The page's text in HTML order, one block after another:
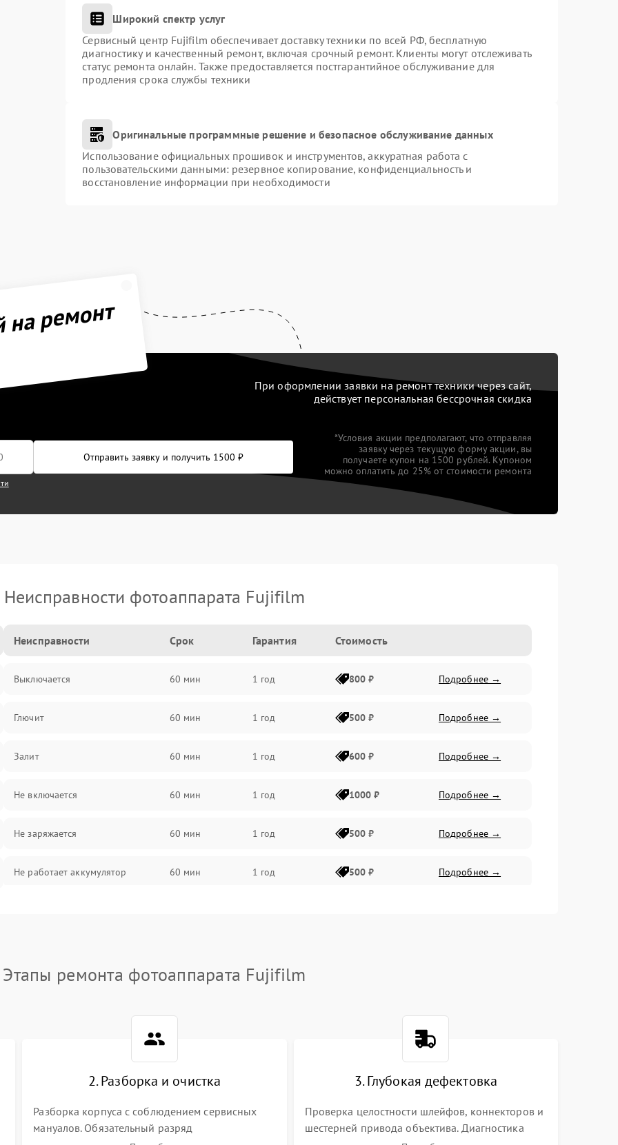
Широкий спектр услуг
Сервисный центр Fujifilm обеспечивает доставку техники по всей РФ, бесплатную
диагностику и качественный ремонт, включая срочный ремонт. Клиенты могут отслеживать
статус ремонта онлайн. Также предоставляется постгарантийное обслуживание для
продления срока службы техники
Оригинальные программные решение и безопасное обслуживание данных
Использование официальных прошивок и инструментов, аккуратная работа с
пользовательскими данными: резервное копирование, конфиденциальность и
восстановление информации при необходимости
ремонт
При оформлении заявки на ремонт техники через сайт,
действует персональная бессрочная скидка
Отправить заявку и получить 1500 ₽
*Условия акции предполагают, что отправляя
заявку через текущую форму акции, вы
получаете купон на 1500 рублей. Купоном
можно оплатить до 25% от стоимости ремонта
Неисправности фотоаппарата Fujifilm
Неисправности Срок Гарантия Стоимость
Выключается 60 мин 1 год 800 ₽ Подробнее →
Глючит 60 мин 1 год 500 ₽ Подробнее →
Залит 60 мин 1 год 600 ₽ Подробнее →
Не включается 60 мин 1 год 1000 ₽ Подробнее →
Не заряжается 60 мин 1 год 500 ₽ Подробнее →
Не работает аккумулятор 60 мин 1 год 500 ₽ Подробнее →
Этапы ремонта фотоаппарата Fujifilm
2. Разборка и очистка
Разборка корпуса с соблюдением сервисных
мануалов. Обязательный разряд
3. Глубокая дефектовка
Проверка целостности шлейфов, коннекторов и
шестерней привода объектива. Диагностика